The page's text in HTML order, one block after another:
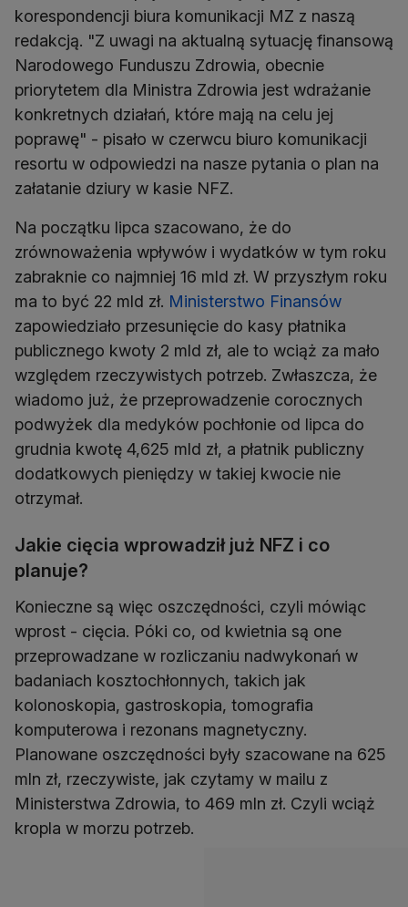
korespondencji biura komunikacji MZ z naszą
redakcją. "Z uwagi na aktualną sytuację finansową
Narodowego Funduszu Zdrowia, obecnie
priorytetem dla Ministra Zdrowia jest wdrażanie
konkretnych działań, które mają na celu jej
poprawę" - pisało w czerwcu biuro komunikacji
resortu w odpowiedzi na nasze pytania o plan na
załatanie dziury w kasie NFZ.
Na początku lipca szacowano, że do
zrównoważenia wpływów i wydatków w tym roku
zabraknie co najmniej 16 mld zł. W przyszłym roku
ma to być 22 mld zł. Ministerstwo Finansów
zapowiedziało przesunięcie do kasy płatnika
publicznego kwoty 2 mld zł, ale to wciąż za mało
względem rzeczywistych potrzeb. Zwłaszcza, że
wiadomo już, że przeprowadzenie corocznych
podwyżek dla medyków pochłonie od lipca do
grudnia kwotę 4,625 mld zł, a płatnik publiczny
dodatkowych pieniędzy w takiej kwocie nie
otrzymał.
Jakie cięcia wprowadził już NFZ i co
planuje?
Konieczne są więc oszczędności, czyli mówiąc
wprost - cięcia. Póki co, od kwietnia są one
przeprowadzane w rozliczaniu nadwykonań w
badaniach kosztochłonnych, takich jak
kolonoskopia, gastroskopia, tomografia
komputerowa i rezonans magnetyczny.
Planowane oszczędności były szacowane na 625
mln zł, rzeczywiste, jak czytamy w mailu z
Ministerstwa Zdrowia, to 469 mln zł. Czyli wciąż
kropla w morzu potrzeb.